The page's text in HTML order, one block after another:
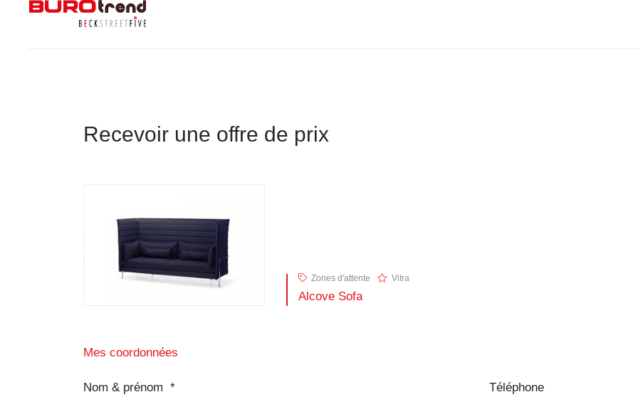
Recevoir une offre de prix
Zones d'attente Vitra
Alcove Sofa
Mes coordonnées
Nom & prénom Téléphone